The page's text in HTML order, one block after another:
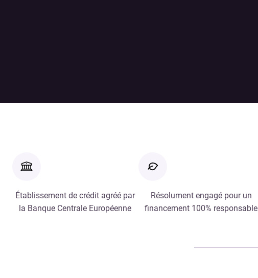
Établissement de crédit agréé par
la Banque Centrale Européenne
Résolument engagé pour un
financement 100% responsable